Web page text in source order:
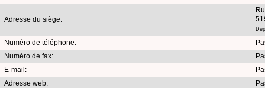
Adresse du siège:
Numéro de téléphone:
Numéro de fax:
E-mail:
Adresse web: